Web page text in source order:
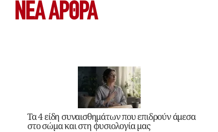
ΝΕΑ ΆΡΘΡΑ
Τα 4 είδη συναισθημάτων που επιδρούν άμεσα
στο σώμα και στη φυσιολογία μας